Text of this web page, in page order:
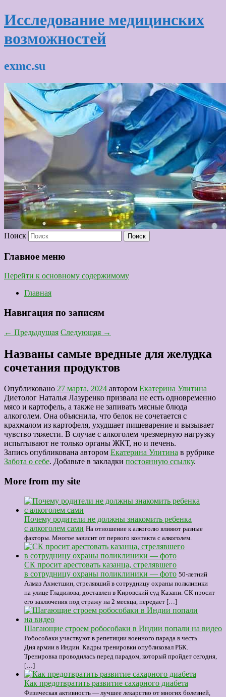
Исследование медицинских
возможностей
exmc.su
Поиск
Главное меню
Перейти к основному содержимому
Главная
Навигация по записям
← Предыдущая Следующая →
Названы самые вредные для желудка
сочетания продуктов
Опубликовано 27 марта, 2024 автором Екатерина Улитина
Диетолог Наталья Лазуренко призвала не есть одновременно
мясо и картофель, а также не запивать мясные блюда
алкоголем. Она объяснила, что белок не сочетается с
крахмалом из картофеля, ухудшает пищеварение и вызывает
чувство тяжести. В случае с алкоголем чрезмерную нагрузку
испытывают не только органы ЖКТ, но и печень.
Запись опубликована автором Екатерина Улитина в рубрике
Забота о себе. Добавьте в закладки постоянную ссылку.
More from my site
Почему родители не должны знакомить ребенка
с алкоголем сами На отношение к алкоголю влияют разные
факторы. Многое зависит от первого контакта с алкоголем.
СК просит арестовать казанца, стрелявшего
в сотрудницу охраны поликлиники — фото 50-летний
Алмаз Ахметшин, стрелявший в сотрудницу охраны полклиники
на улице Гладилова, доставлен в Кировский суд Казани. СК просит
его заключения под стражу на 2 месяца, передает […]
Шагающие строем робособаки в Индии попали на видео
Робособаки участвуют в репетиции военного парада в честь
Дня армии в Индии. Кадры тренировки опубликовал РБК.
Тренировка проводилась перед парадом, который пройдет сегодня,
[…]
Как предотвратить развитие сахарного диабета
Физическая активность — лучшее лекарство от многих болезней,